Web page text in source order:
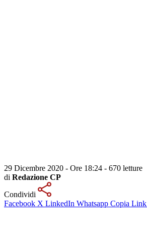
29 Dicembre 2020 - Ore 18:24 - 670 letture
di Redazione CP
Condividi
Facebook X LinkedIn Whatsapp Copia Link